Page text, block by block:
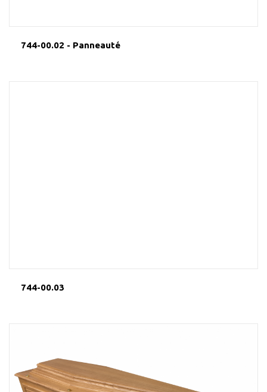
744-00.02 - Panneauté
744-00.03